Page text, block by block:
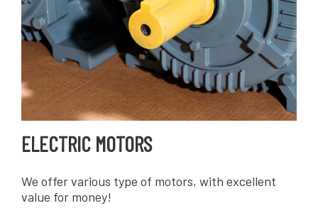
ELECTRIC MOTORS
We offer various type of motors, with excellent
value for money!